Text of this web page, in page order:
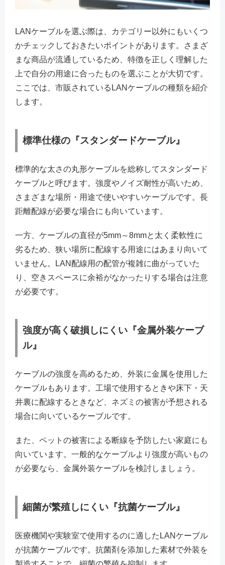
LANケーブルを選ぶ際は、カテゴリー以外にもいくつ
かチェックしておきたいポイントがあります。さまざ
まな商品が流通しているため、特徴を正しく理解した
上で自分の用途に合ったものを選ぶことが大切です。
ここでは、市販されているLANケーブルの種類を紹介
します。
標準仕様の『スタンダードケーブル』
標準的な太さの丸形ケーブルを総称してスタンダード
ケーブルと呼びます。強度やノイズ耐性が高いため、
さまざまな場所・用途で使いやすいケーブルです。長
距離配線が必要な場合にも向いています。
一方、ケーブルの直径が5mm～8mmと太く柔軟性に
劣るため、狭い場所に配線する用途にはあまり向いて
いません。LAN配線用の配管が複雑に曲がっていた
り、空きスペースに余裕がなかったりする場合は注意
が必要です。
強度が高く破損しにくい『金属外装ケーブ
ル』
ケーブルの強度を高めるため、外装に金属を使用した
ケーブルもあります。工場で使用するときや床下・天
井裏に配線するときなど、ネズミの被害が予想される
場合に向いているケーブルです。
また、ペットの被害による断線を予防したい家庭にも
向いています。一般的なケーブルより強度が高いもの
が必要なら、金属外装ケーブルを検討しましょう。
細菌が繁殖しにくい『抗菌ケーブル』
医療機関や実験室で使用するのに適したLANケーブル
が抗菌ケーブルです。抗菌剤を添加した素材で外装を